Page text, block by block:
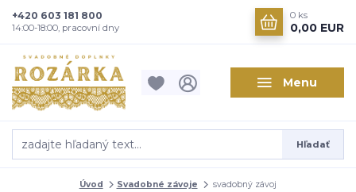
Menu
Hľadať
+420 603 181 800
14:00-18:00, pracovní dny
0 ks
0,00 EUR
Úvod Svadobné závoje svadobný závoj